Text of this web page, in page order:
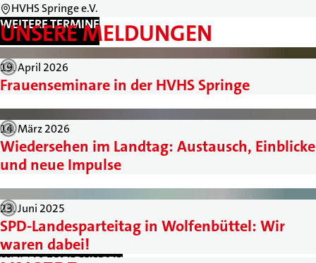
HVHS Springe e.V.
WEITERE TERMINE
UNSERE MELDUNGEN
19. April 2026
Frauenseminare in der HVHS Springe
14. März 2026
Wiedersehen im Landtag: Austausch, Einblicke
und neue Impulse
23. Juni 2025
SPD-Landesparteitag in Wolfenbüttel: Wir
waren dabei!